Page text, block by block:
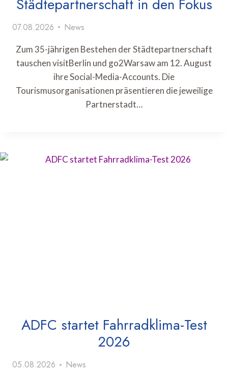
07.08.2026 News
Zum 35-jährigen Bestehen der Städtepartnerschaft
tauschen visitBerlin und go2Warsaw am 12. August
ihre Social-Media-Accounts. Die
Tourismusorganisationen präsentieren die jeweilige
Partnerstadt…
ADFC startet Fahrradklima-Test
2026
05.08.2026 News